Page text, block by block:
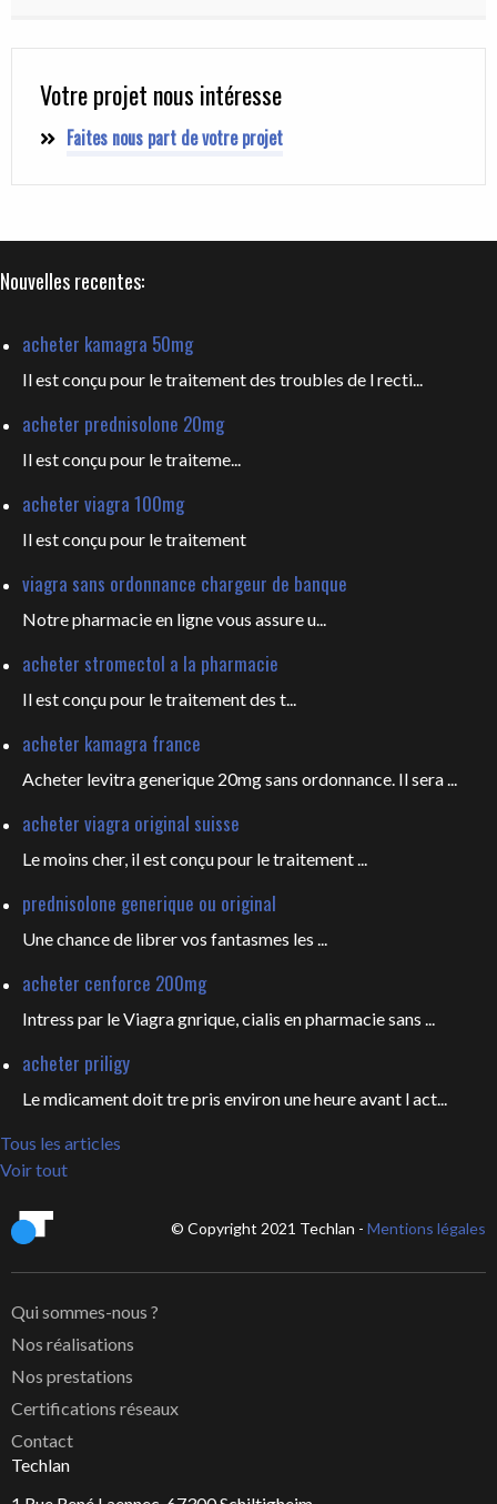
Votre projet nous intéresse
Faites nous part de votre projet
Nouvelles recentes:
acheter kamagra 50mg
Il est conçu pour le traitement des troubles de l recti...
acheter prednisolone 20mg
Il estconçu pour le traiteme...
acheter viagra 100mg
Il estconçu pour le traitement
viagra sans ordonnance chargeur de banque
Notre pharmacie en ligne vous assure u...
acheter stromectol a la pharmacie
Il est conçu pour letraitement des t...
acheter kamagra france
Acheter levitra generique 20mg sans ordonnance. Il sera ...
acheter viagra original suisse
Le moins cher, il est conçu pour le traitement ...
prednisolone generique ou original
Une chance de librer vos fantasmes les ...
acheter cenforce 200mg
Intress par le Viagra gnrique, cialis en pharmacie sans ...
acheter priligy
Le mdicament doit tre pris environ une heure avant l act...
Tous les articles
Voir tout
© Copyright 2021 Techlan - Mentions légales
Qui sommes-nous ?
Nos réalisations
Nos prestations
Certifications réseaux
Contact
Techlan